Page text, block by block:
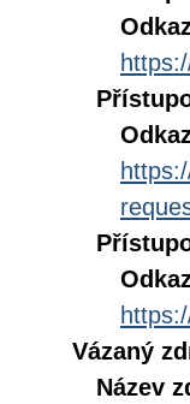
Vázaný
Název